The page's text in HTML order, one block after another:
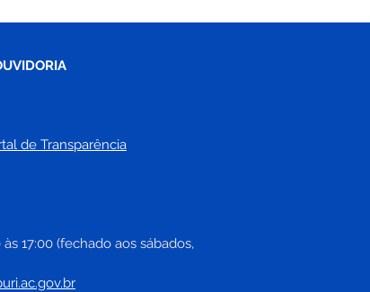
de Transparência
17:00 (fechado aos sábados,